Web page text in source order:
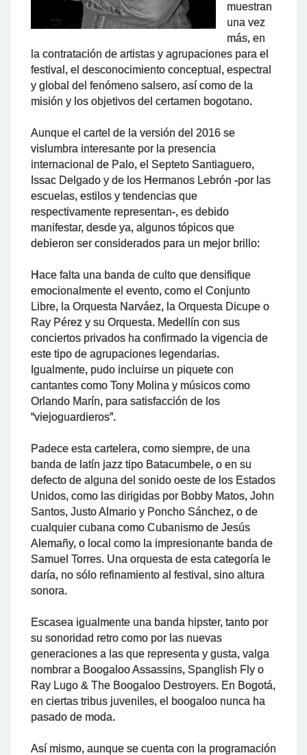
muestran
una vez
más, en
la contratación de artistas y agrupaciones para el
festival, el desconocimiento conceptual, espectral
y global del fenómeno salsero, así como de la
misión y los objetivos del certamen bogotano.
Aunque el cartel de la versión del 2016 se
vislumbra interesante por la presencia
internacional de Palo, el Septeto Santiaguero,
Issac Delgado y de los Hermanos Lebrón -por las
escuelas, estilos y tendencias que
respectivamente representan-, es debido
manifestar, desde ya, algunos tópicos que
debieron ser considerados para un mejor brillo:
Hace falta una banda de culto que densifique
emocionalmente el evento, como el Conjunto
Libre, la Orquesta Narváez, la Orquesta Dicupe o
Ray Pérez y su Orquesta. Medellín con sus
conciertos privados ha confirmado la vigencia de
este tipo de agrupaciones legendarias.
Igualmente, pudo incluirse un piquete con
cantantes como Tony Molina y músicos como
Orlando Marín, para satisfacción de los
“viejoguardieros”.
Padece esta cartelera, como siempre, de una
banda de latín jazz tipo Batacumbele, o en su
defecto de alguna del sonido oeste de los Estados
Unidos, como las dirigidas por Bobby Matos, John
Santos, Justo Almario y Poncho Sánchez, o de
cualquier cubana como Cubanismo de Jesús
Alemañy, o local como la impresionante banda de
Samuel Torres. Una orquesta de esta categoría le
daría, no sólo refinamiento al festival, sino altura
sonora.
Escasea igualmente una banda hipster, tanto por
su sonoridad retro como por las nuevas
generaciones a las que representa y gusta, valga
nombrar a Boogaloo Assassins, Spanglish Fly o
Ray Lugo & The Boogaloo Destroyers. En Bogotá,
en ciertas tribus juveniles, el boogaloo nunca ha
pasado de moda.
Así mismo, aunque se cuenta con la programación